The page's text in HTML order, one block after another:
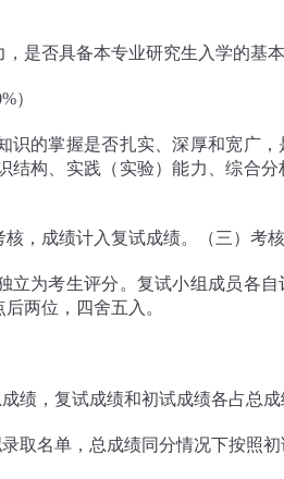
是否具备本专业研究生入学的基本
）
识的掌握是否扎实、深厚和宽广，
结构、实践（实验）能力、综合分
，成绩计入复试成绩。（三）考
立为考生评分。复试小组成员各自
两位，四舍五入。
绩，复试成绩和初试成绩各占总成
取名单，总成绩同分情况下按照初